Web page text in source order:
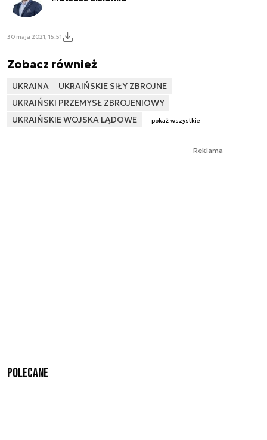
30 maja 2021, 15:51
Zobacz również
UKRAINA
UKRAIŃSKIE SIŁY ZBROJNE
UKRAIŃSKI PRZEMYSŁ ZBROJENIOWY
UKRAIŃSKIE WOJSKA LĄDOWE
pokaż wszystkie
Reklama
Polecane